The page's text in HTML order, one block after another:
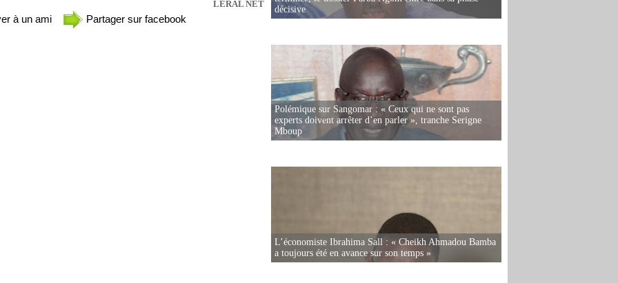
LERAL NET
à un ami Partager sur facebook
décisive
Polémique sur Sangomar : « Ceux qui ne sont pas
experts doivent arrêter d’en parler », tranche Serigne
Mboup
L’économiste Ibrahima Sall : « Cheikh Ahmadou Bamba
a toujours été en avance sur son temps »